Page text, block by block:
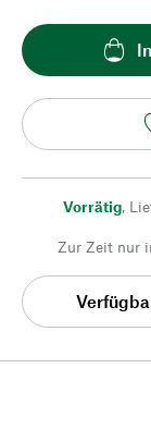
Vorrätig,
Zur Zeit nur